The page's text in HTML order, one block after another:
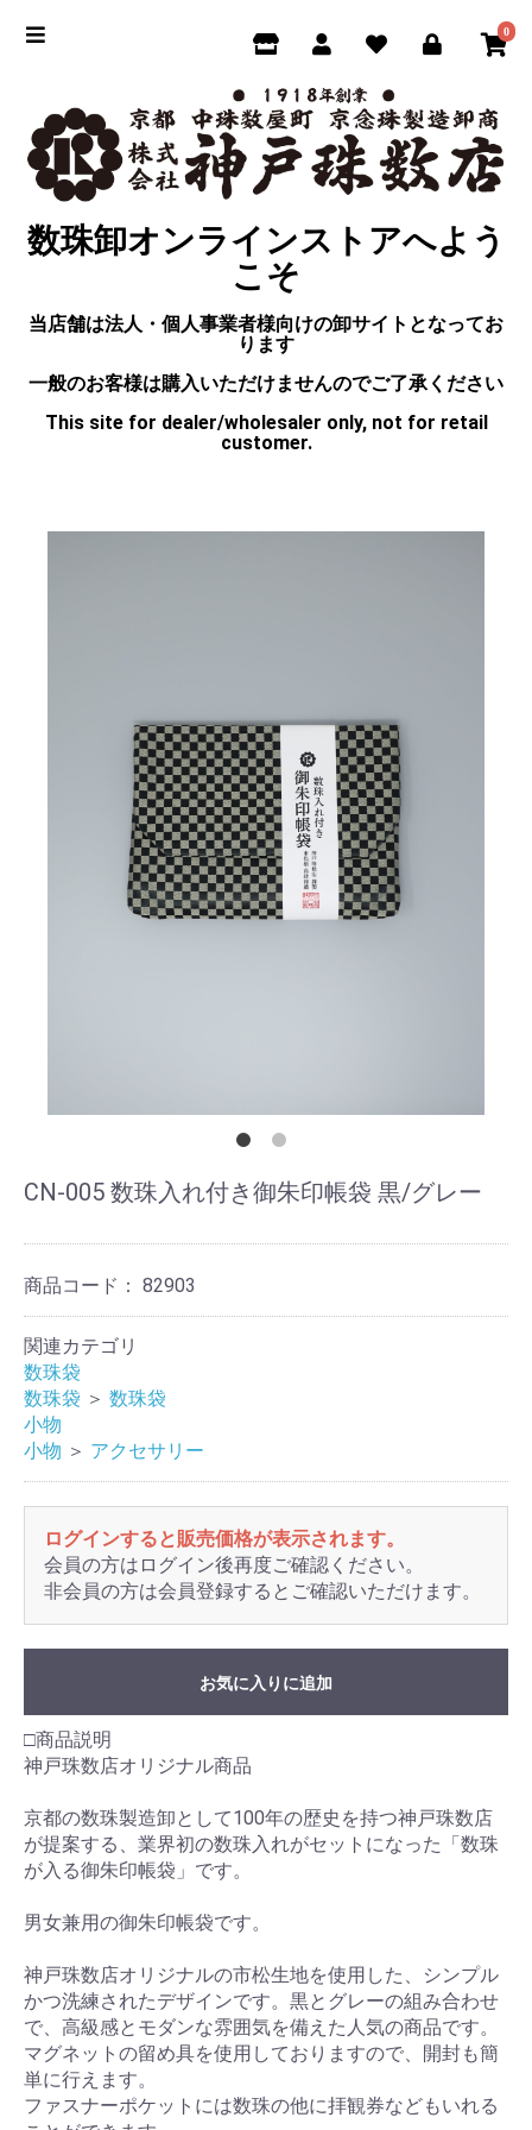
0
数珠卸オンラインストアへよう
こそ
当店舗は法人・個人事業者様向けの卸サイトとなってお
ります
一般のお客様は購入いただけませんのでご了承ください
This site for dealer/wholesaler only, not for retail
customer.
CN-005 数珠入れ付き御朱印帳袋 黒/グレー
商品コード： 82903
関連カテゴリ
数珠袋
数珠袋 ＞ 数珠袋
小物
小物 ＞ アクセサリー
ログインすると販売価格が表示されます。
会員の方はログイン後再度ご確認ください。
非会員の方は会員登録するとご確認いただけます。
お気に入りに追加
□商品説明
神戸珠数店オリジナル商品
京都の数珠製造卸として100年の歴史を持つ神戸珠数店
が提案する、業界初の数珠入れがセットになった「数珠
が入る御朱印帳袋」です。
男女兼用の御朱印帳袋です。
神戸珠数店オリジナルの市松生地を使用した、シンプル
かつ洗練されたデザインです。黒とグレーの組み合わせ
で、高級感とモダンな雰囲気を備えた人気の商品です。
マグネットの留め具を使用しておりますので、開封も簡
単に行えます。
ファスナーポケットには数珠の他に拝観券などもいれる